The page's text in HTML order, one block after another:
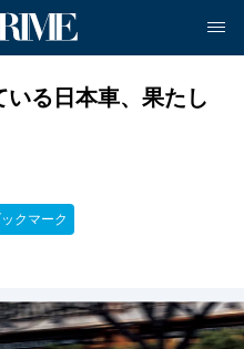
いる日本車、果たし
クマーク